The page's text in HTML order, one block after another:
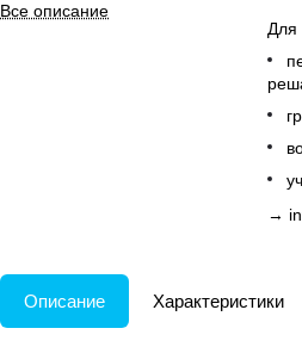
Все описание
Для
→
Описание Характеристики